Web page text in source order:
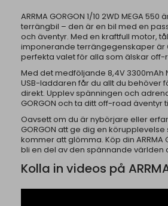
ARRMA GORGON 1/10 2WD MEGA
terrängbil – den är en bil med en
och äventyr. Med en kraftfull motor,
imponerande terrängegenskaper är
perfekta valet för alla som älskar off-
Med det medföljande 8,4V 3300mAh
USB-laddaren får du allt du behöver
direkt. Upplev spänningen och
GORGON och ta ditt off-road äventyr
Oavsett om du är nybörjare eller
GORGON att ge dig en
kommer att glömma. Köp din ARRMA
bli en del av den spännande världen
Kolla in videos på